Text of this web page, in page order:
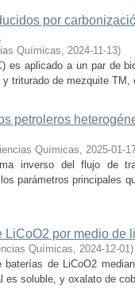
por
Químicas, 2024-11-13)
es aplicado a un par de
triturado de mezquite
petroleros
Químicas, 2025-01-
inverso del flujo de
parámetros principales
LiCoO2 por medio de
Químicas, 2024-12-01)
de LiCoO2
soluble, y oxalato de